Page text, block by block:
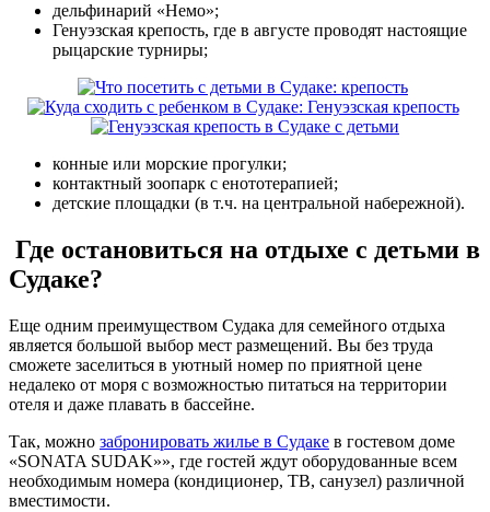
дельфинарий «Немо»;
Генуэзская крепость, где в августе проводят настоящие
рыцарские турниры;
конные или морские прогулки;
контактный зоопарк с енототерапией;
детские площадки (в т.ч. на центральной набережной).
Где остановиться на отдыхе с детьми в
Судаке?
Еще одним преимуществом Судака для семейного отдыха
является большой выбор мест размещений. Вы без труда
сможете заселиться в уютный номер по приятной цене
недалеко от моря с возможностью питаться на территории
отеля и даже плавать в бассейне.
Так, можно забронировать жилье в Судаке в гостевом доме
«SONATA SUDAK»», где гостей ждут оборудованные всем
необходимым номера (кондиционер, ТВ, санузел) различной
вместимости.